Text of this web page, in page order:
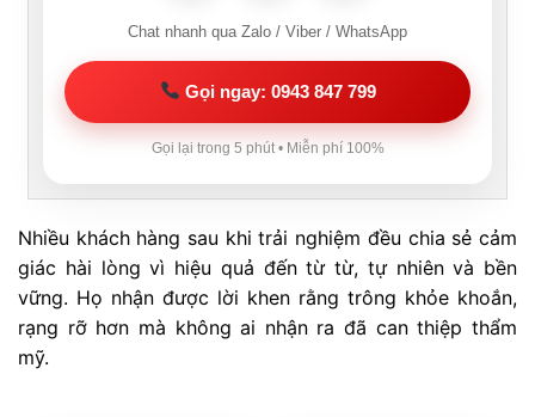
Chat nhanh qua Zalo / Viber / WhatsApp
Gọi ngay: 0943 847 799
Gọi lại trong 5 phút • Miễn phí 100%
Nhiều khách hàng sau khi trải nghiệm đều chia sẻ cảm
giác hài lòng vì hiệu quả đến từ từ, tự nhiên và bền
vững. Họ nhận được lời khen rằng trông khỏe khoắn,
rạng rỡ hơn mà không ai nhận ra đã can thiệp thẩm
mỹ.